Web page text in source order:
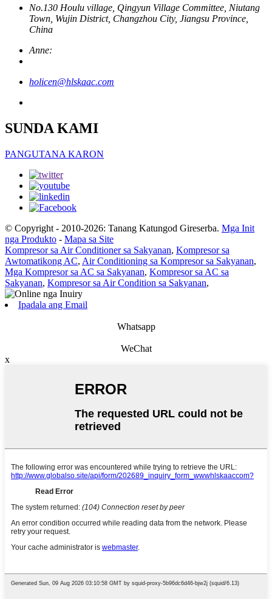
No.130 Houlu village, Qingyun Village Committee, Niutang
Town, Wujin District, Changzhou City, Jiangsu Province,
China
Anne:
holicen@hlskaac.com
SUNDA KAMI
PANGUTANA KARON
© Copyright - 2010-2026: Tanang Katungod Gireserba. Mga Init
nga Produkto - Mapa sa Site
Kompresor sa Air Conditioner sa Sakyanan, Kompresor sa
Awtomatikong AC, Air Conditioning sa Kompresor sa Sakyanan,
Mga Kompresor sa AC sa Sakyanan, Kompresor sa AC sa
Sakyanan, Kompresor sa Air Condition sa Sakyanan,
Ipadala ang Email
Whatsapp
WeChat
x